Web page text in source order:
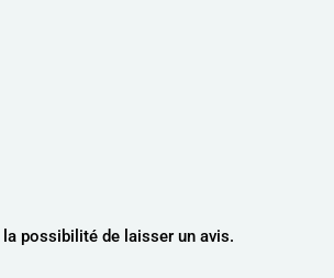
possibilité de laisser un avis.